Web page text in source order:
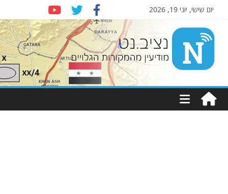
יום שישי, יוני 19, 2026
Nziv.net
מודיעין
מהמקורות